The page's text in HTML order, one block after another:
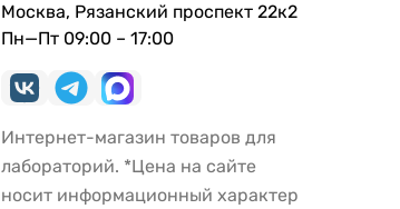
Москва, Рязанский проспект 22к2
Пн—Пт 09:00 – 17:00
Интернет-магазин товаров для
лабораторий. *Цена на сайте
носит информационный характер